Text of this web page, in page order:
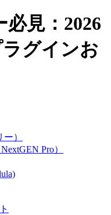
見：2026
ラグインお
）
Pro）